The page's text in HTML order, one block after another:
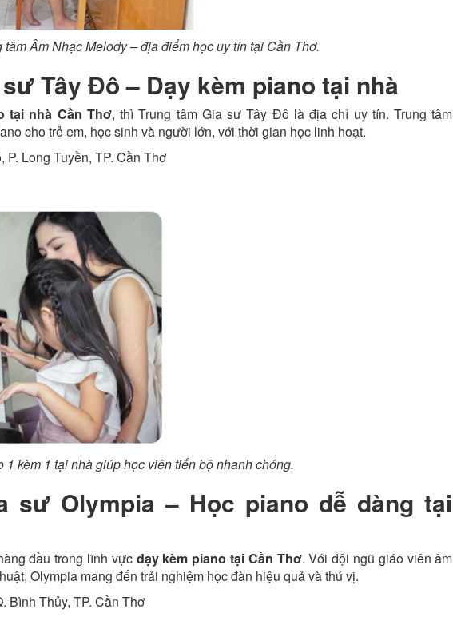
Âm Nhạc Melody – địa điểm học uy tín tại Cần Thơ.
Tây Đô – Dạy kèm piano tại nhà
tại nhà Cần Thơ, thì Trung tâm Gia sư Tây Đô là địa chỉ uy tín. Trung tâm
cho trẻ em, học sinh và người lớn, với thời gian học linh hoạt.
Long Tuyền, TP. Cần Thơ
kèm 1 tại nhà giúp học viên tiến bộ nhanh chóng.
sư Olympia – Học piano dễ dàng tại
đầu trong lĩnh vực dạy kèm piano tại Cần Thơ. Với đội ngũ giáo viên âm
Olympia mang đến trải nghiệm học đàn hiệu quả và thú vị.
Bình Thủy, TP. Cần Thơ